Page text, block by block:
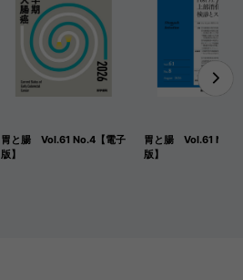
胃と腸 Vol.61 No.4【電子
版】
胃と腸 Vol.61 No.8
版】